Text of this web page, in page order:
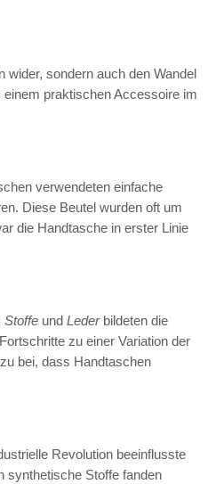
wider, sondern auch den Wandel
einem praktischen Accessoire im
verwendeten einfache
Diese Beutel wurden oft um
die Handtasche in erster Linie
Stoffe und Lederbildeten die
zu einer Variation der
bei, dass Handtaschen
Revolution beeinflusste
synthetische Stoffe fanden